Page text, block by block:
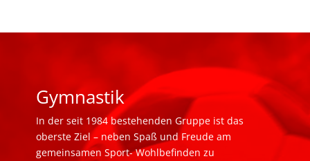
Gymnastik
In der seit 1984 bestehenden Gruppe ist das
oberste Ziel – neben Spaß und Freude am
gemeinsamen Sport- Wohlbefinden zu